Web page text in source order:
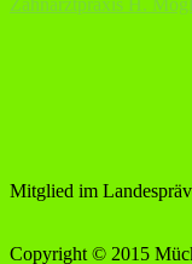
Zahnarztpraxis H.
Mitglied im
Copyright © 2015